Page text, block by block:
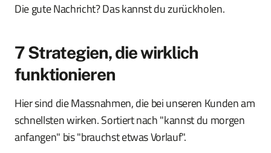
Die gute Nachricht? Das kannst du zurückholen.
7 Strategien, die wirklich
funktionieren
Hier sind die Massnahmen, die bei unseren Kunden am
schnellsten wirken. Sortiert nach "kannst du morgen
anfangen" bis "brauchst etwas Vorlauf".